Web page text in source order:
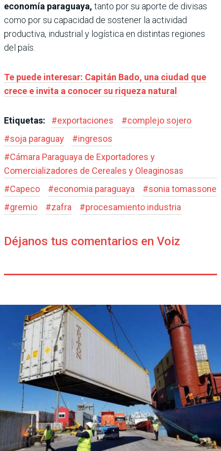
economía paraguaya, tanto por su aporte de divisas
como por su capacidad de sostener la actividad
productiva, industrial y logística en distintas regiones
del país.
Te puede interesar: Capitán Bado, una ciudad que
crece e invita a conocer su riqueza natural
Etiquetas: #exportaciones #complejo sojero
#soja paraguay #ingresos
#Cámara Paraguaya de Exportadores y
Comercializadores de Cereales y Oleaginosas
#Capeco #economia paraguaya #sonia tomassone
#gremio #zafra #procesamiento industria
Déjanos tus comentarios en Voiz